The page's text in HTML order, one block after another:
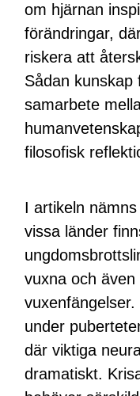
om hjärnan
förändringar,
riskera att
Sådan kunskap
samarbete
filosofisk
I artikeln
vissa länder
vuxna och
under
där viktiga
dramatiskt.